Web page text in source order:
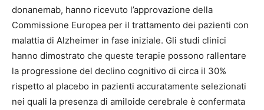
donanemab, hanno ricevuto l’approvazione della
Commissione Europea per il trattamento dei pazienti con
malattia di Alzheimer in fase iniziale. Gli studi clinici
hanno dimostrato che queste terapie possono rallentare
la progressione del declino cognitivo di circa il 30%
rispetto al placebo in pazienti accuratamente selezionati
nei quali la presenza di amiloide cerebrale è confermata